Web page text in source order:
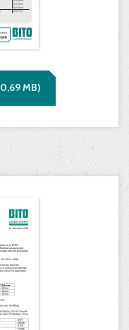
0,69MB)